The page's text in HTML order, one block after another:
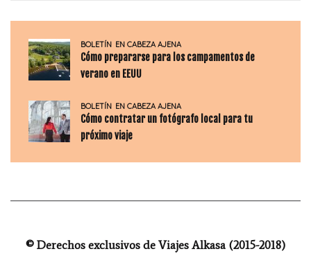
BOLETÍN EN CABEZA AJENA
Cómo prepararse para los campamentos de
verano en EEUU
BOLETÍN EN CABEZA AJENA
Cómo contratar un fotógrafo local para tu
próximo viaje
© Derechos exclusivos de Viajes Alkasa (2015-2018)